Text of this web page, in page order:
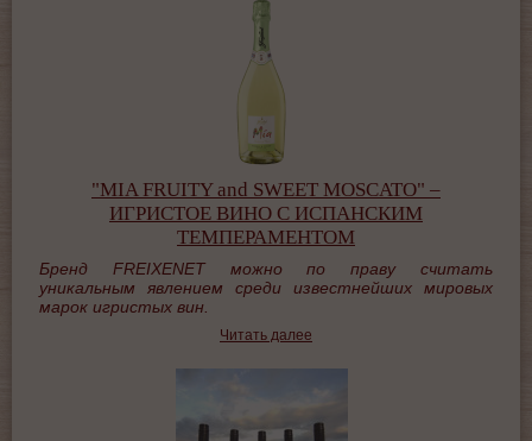
"MIA FRUITY and SWEET MOSCATO" –
ИГРИСТОЕ ВИНО С ИСПАНСКИМ
ТЕМПЕРАМЕНТОМ
Бренд FREIXENETможно по праву считать
уникальным явлением среди известнейших мировых
марок игристых вин.
Читать далее